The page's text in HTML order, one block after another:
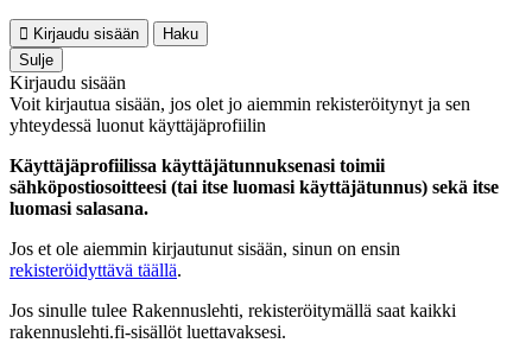
Kirjaudu sisään
Haku
Sulje
Kirjaudu sisään
Voit kirjautua sisään, jos olet jo aiemmin rekisteröitynyt ja sen
yhteydessä luonut käyttäjäprofiilin
Käyttäjäprofiilissa käyttäjätunnuksenasi toimii
sähköpostiosoitteesi (tai itse luomasi käyttäjätunnus) sekä itse
luomasi salasana.
Jos et ole aiemmin kirjautunut sisään, sinun on ensin
rekisteröidyttävä täällä.
Jos sinulle tulee Rakennuslehti, rekisteröitymällä saat kaikki
rakennuslehti.fi-sisällöt luettavaksesi.